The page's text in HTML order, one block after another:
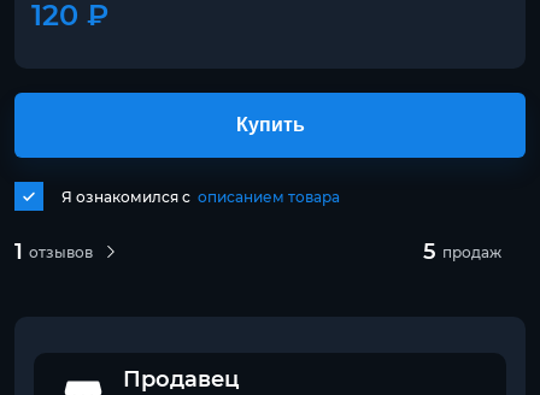
120 ₽
1 отзывов 5 продаж
Я ознакомился с описанием товара
Купить
Продавец